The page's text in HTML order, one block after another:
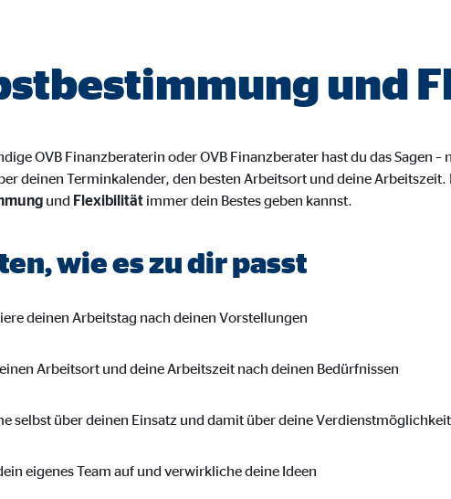
und
OVB Finanzberaterin oder OVB Finanzberater hast du das Sagen
deinen Terminkalender, den besten Arbeitsort und deine
und Flexibilität immer dein Bestes geben kannst.
wie es zu dir passt
deinen Arbeitstag nach deinen Vorstellungen
Arbeitsort und deine Arbeitszeit nach deinen Bedürfnissen
selbst über deinen Einsatz und damit über deine
eigenes Team auf und verwirkliche deine Ideen
von Benutzereinstellungen
Sitzung
Informationen helfen uns zu verstehen, wie unsere Besucher unsere Website
Ltd.
von Statistiken zur Website-Nutzung